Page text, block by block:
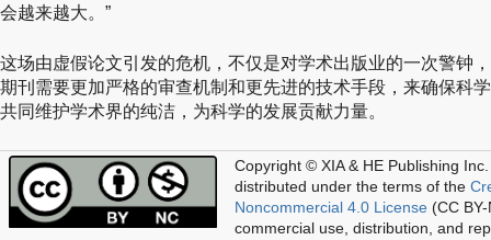
会越来越大。”
这场由虚假论文引发的危机，不仅是对学术出版业的一次警钟
期刊需要更加严格的审查机制和更先进的技术手段，来确保科
共同维护学术界的纯洁，为科学的发展贡献力量。
Copyright © XIA & HE Publishing Inc.
distributed under the terms of the
Noncommercial 4.0 License (CC
commercial use, distribution, and